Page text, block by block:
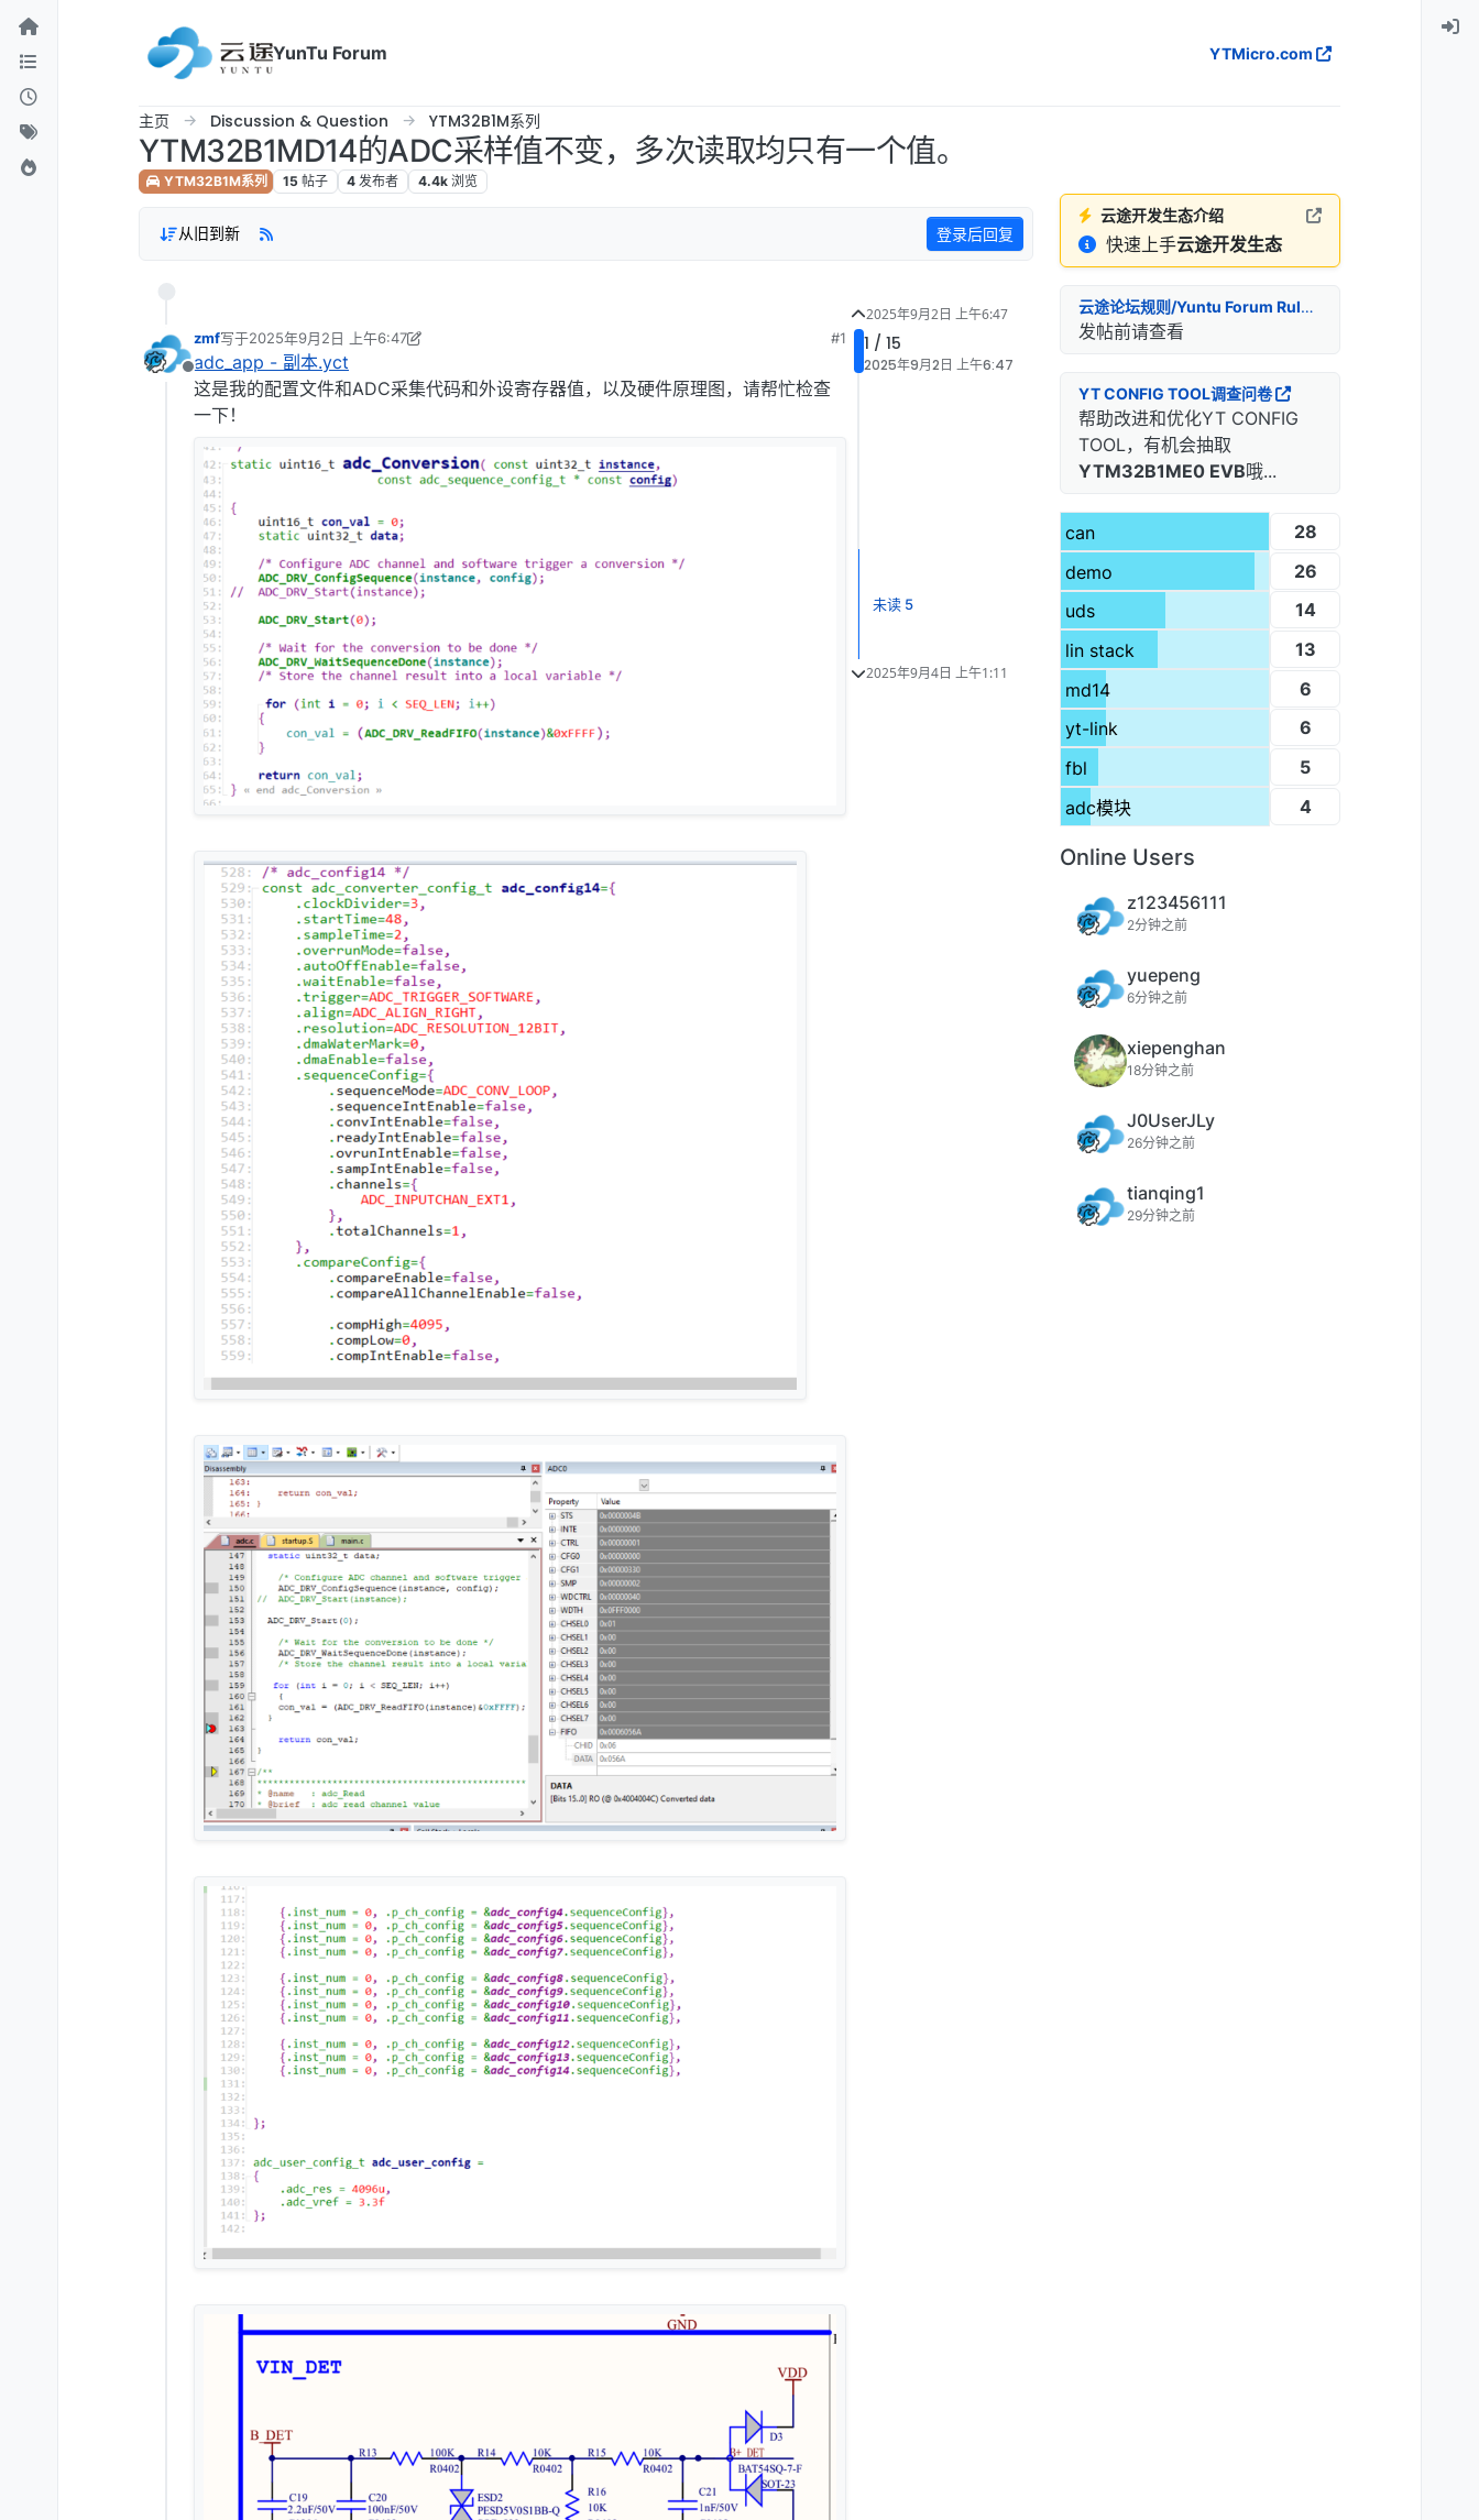
跳转至内容
YunTu Forum
YTMicro.com
主页 Discussion & Question YTM32B1M系列
YTM32B1MD14的ADC采样值不变，多次读取均只有一个值。
YTM32B1M系列 15 帖子 4 发布者 4.4k 浏览
从旧到新 登录后回复
离线
zmf写于2025年9月2日 上午6:47
最后由 Frankie 编辑2025年9月2日 下午2:51
#1
adc_app - 副本.yct
这是我的配置文件和ADC采集代码和外设寄存器值，以及硬件原理图，请帮忙检查
一下！
2025年9月2日 上午6:47
1 / 15
2025年9月2日 上午6:47
未读 5
2025年9月4日 上午1:11
云途开发生态介绍
快速上手云途开发生态
云途论坛规则/Yuntu Forum Rules
发帖前请查看
YT CONFIG TOOL调查问卷
帮助改进和优化YT CONFIG
TOOL，有机会抽取
YTM32B1ME0 EVB哦...
can
28
demo
26
uds
14
lin stack
13
md14
6
yt-link
6
fbl
5
adc模块
4
Online Users
z123456111
2分钟之前
yuepeng
6分钟之前
xiepenghan
18分钟之前
J0UserJLy
26分钟之前
tianqing1
29分钟之前